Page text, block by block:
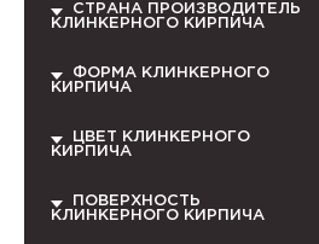
СТРАНА ПРОИЗВОДИТЕЛЬ
КЛИНКЕРНОГО КИРПИЧА
ФОРМА КЛИНКЕРНОГО
КИРПИЧА
ЦВЕТ КЛИНКЕРНОГО
КИРПИЧА
ПОВЕРХНОСТЬ
КЛИНКЕРНОГО КИРПИЧА